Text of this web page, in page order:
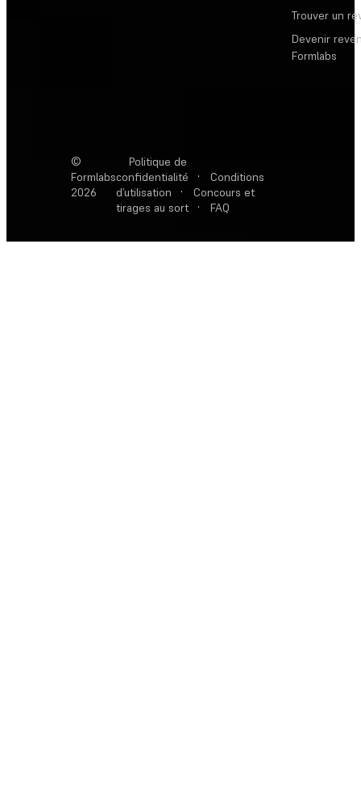
Trouver un
Devenir
Formlabs
©
Formlabs
2026
Politique de
confidentialité
·
Conditions
d’utilisation
·
Concours et
tirages au sort
· FAQ